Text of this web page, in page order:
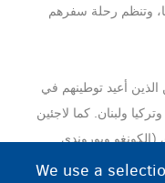
وتنظم رحلة سفرهم
الذين أعيد توطينهم في
ولبنان. كما لاجئين
وبوروندي
المتوسط ​​(ليبيا) على
We use a